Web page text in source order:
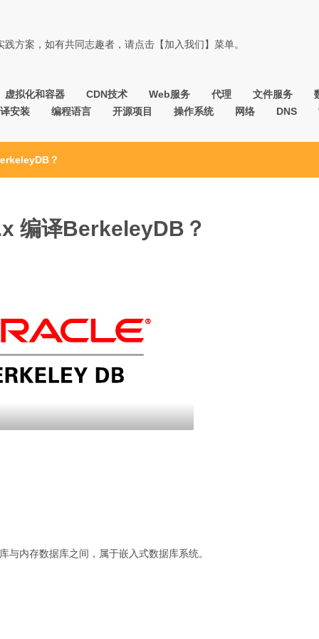
方案，如有共同志趣者，请点击【加入我们】菜单。
虚拟化和容器 CDN技术 Web服务 代理 文件服务
安装 编程语言 开源项目 操作系统 网络 DNS
？
编译BerkeleyDB？
内存数据库之间，属于嵌入式数据库系统。